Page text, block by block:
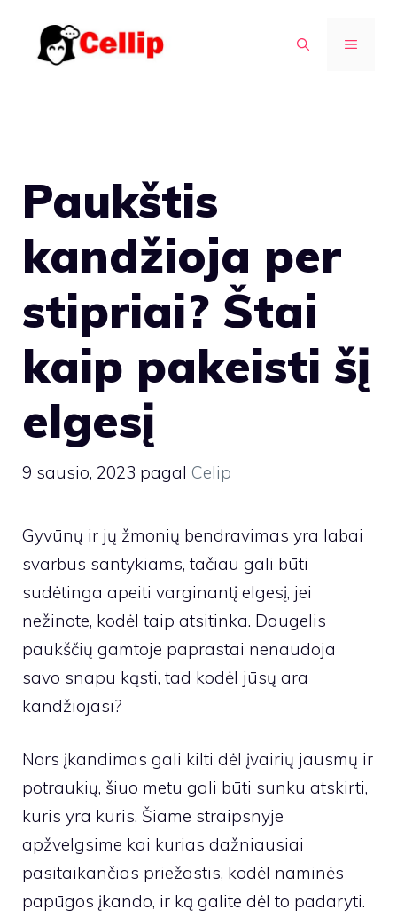
turinio
MENIU
Paukštis
kandžioja per
stipriai? Štai
kaip pakeisti šį
elgesį
9 sausio, 2023 pagal Celip
Gyvūnų ir jų žmonių bendravimas yra labai
svarbus santykiams, tačiau gali būti
sudėtinga apeiti varginantį elgesį, jei
nežinote, kodėl taip atsitinka. Daugelis
paukščių gamtoje paprastai nenaudoja
savo snapu kąsti, tad kodėl jūsų ara
kandžiojasi?
Nors įkandimas gali kilti dėl įvairių jausmų ir
potraukių, šiuo metu gali būti sunku atskirti,
kuris yra kuris. Šiame straipsnyje
apžvelgsime kai kurias dažniausiai
pasitaikančias priežastis, kodėl naminės
papūgos įkando, ir ką galite dėl to padaryti.